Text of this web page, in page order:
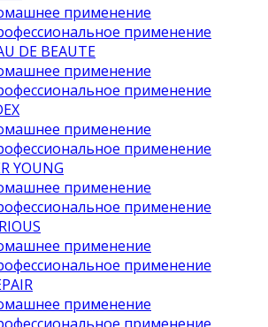
применение
применение
DE BEAUTE
применение
применение
применение
применение
YOUNG
применение
применение
применение
применение
применение